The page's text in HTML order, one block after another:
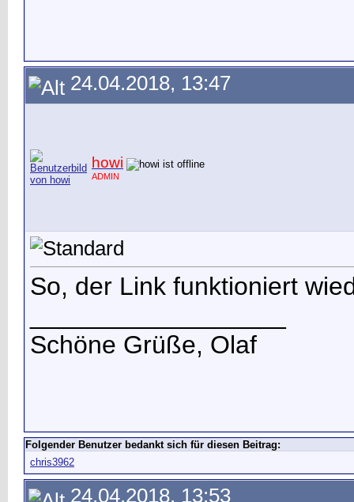
24.04.2018, 13:47
howi
ADMIN
So, der Link funktioniert
Schöne Grüße, Olaf
Folgender Benutzer bedankt sich für diesen Beitrag:
chris3962
24.04.2018, 13:53